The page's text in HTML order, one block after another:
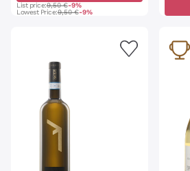
List price:9,50 €-9%
Lowest Price:9,50 €-9%